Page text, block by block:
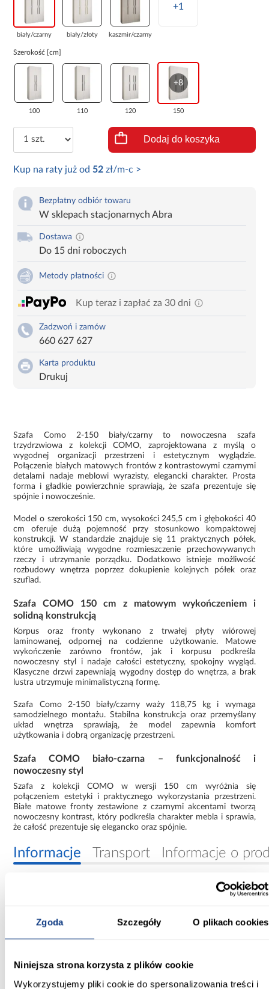
Zgoda Szczegóły O plikach cookies
Niniejsza strona korzysta z plików cookie
Wykorzystujemy pliki cookie do spersonalizowania treści i
biały/czarny biały/złoty kaszmir/czarny
+1
Szerokość [cm]
100 110 120
+8
150
Dodaj do koszyka
Kup na raty już od 52 zł/m-c >
Bezpłatny odbiór towaru
W sklepach stacjonarnych Abra
Dostawa
Do 15 dni roboczych
Metody płatności
Kup teraz i zapłać za 30 dni
Zadzwoń i zamów
660 627 627
Karta produktu
Drukuj
Szafa Como 2-150 biały/czarny to nowoczesna szafa
trzydrzwiowa z kolekcji COMO, zaprojektowana z myślą o
wygodnej organizacji przestrzeni i estetycznym wyglądzie.
Połączenie białych matowych frontów z kontrastowymi czarnymi
detalami nadaje meblowi wyrazisty, elegancki charakter. Prosta
forma i gładkie powierzchnie sprawiają, że szafa prezentuje się
spójnie i nowocześnie.
Model o szerokości 150 cm, wysokości 245,5 cm i głębokości 40
cm oferuje dużą pojemność przy stosunkowo kompaktowej
konstrukcji. W standardzie znajduje się 11 praktycznych półek,
które umożliwiają wygodne rozmieszczenie przechowywanych
rzeczy i utrzymanie porządku. Dodatkowo istnieje możliwość
rozbudowy wnętrza poprzez dokupienie kolejnych półek oraz
szuflad.
Szafa COMO 150 cm z matowym wykończeniem i
solidną konstrukcją
Korpus oraz fronty wykonano z trwałej płyty wiórowej
laminowanej, odpornej na codzienne użytkowanie. Matowe
wykończenie zarówno frontów, jak i korpusu podkreśla
nowoczesny styl i nadaje całości estetyczny, spokojny wygląd.
Klasyczne drzwi zapewniają wygodny dostęp do wnętrza, a brak
lustra utrzymuje minimalistyczną formę.
Szafa Como 2-150 biały/czarny waży 118,75 kg i wymaga
samodzielnego montażu. Stabilna konstrukcja oraz przemyślany
układ wnętrza sprawiają, że model zapewnia komfort
użytkowania i dobrą organizację przestrzeni.
Szafa COMO biało-czarna – funkcjonalność i
nowoczesny styl
Szafa z kolekcji COMO w wersji 150 cm wyróżnia się
połączeniem estetyki i praktycznego wykorzystania przestrzeni.
Białe matowe fronty zestawione z czarnymi akcentami tworzą
nowoczesny kontrast, który podkreśla charakter mebla i sprawia,
że całość prezentuje się elegancko oraz spójnie.
Informacje Transport Informacje o
Wysokość [cm]:
245.50